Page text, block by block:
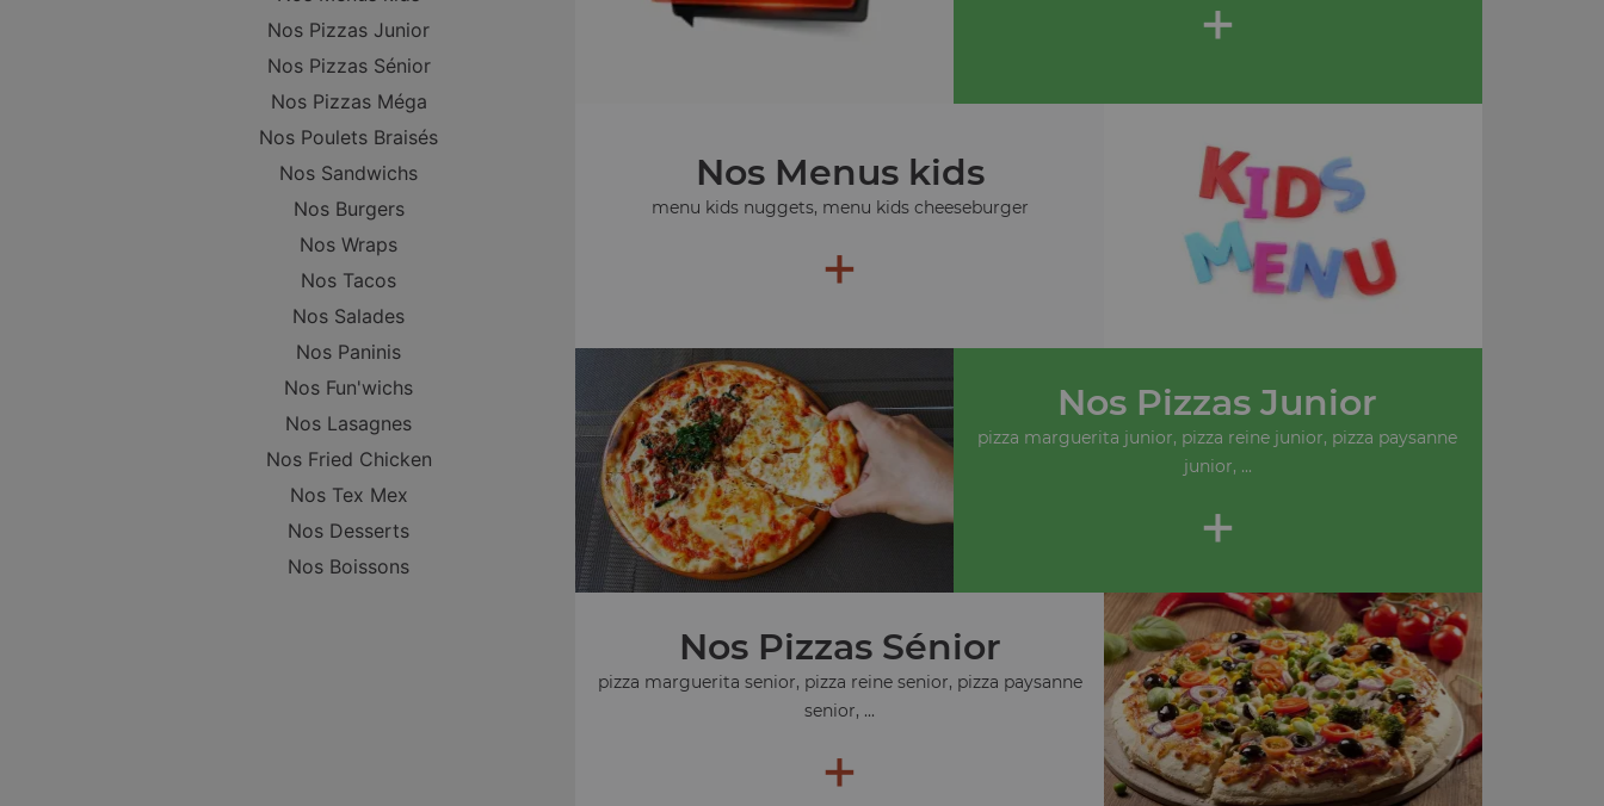
Nos Pizzas Junior
Nos Pizzas Sénior
Nos Pizzas Méga
Nos Poulets Braisés
Nos Sandwichs
Nos Burgers
Nos Wraps
Nos Tacos
Nos Salades
Nos Paninis
Nos Fun'wichs
Nos Lasagnes
Nos Fried Chicken
Nos Tex Mex
Nos Desserts
Nos Boissons
+
Nos Menus kids
menu kids nuggets, menu kids cheeseburger
+
Nos Pizzas Junior
pizza marguerita junior, pizza reine junior, pizza paysanne
junior, ...
+
Nos Pizzas Sénior
pizza marguerita senior, pizza reine senior, pizza paysanne
senior, ...
+